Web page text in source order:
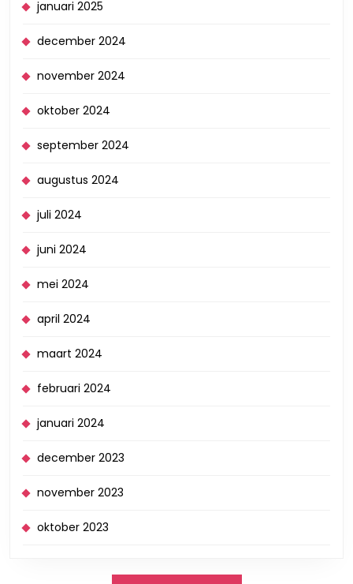
januari 2025
december 2024
november 2024
oktober 2024
september 2024
augustus 2024
juli 2024
juni 2024
mei 2024
april 2024
maart 2024
februari 2024
januari 2024
december 2023
november 2023
oktober 2023